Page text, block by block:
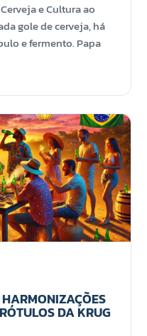
e Cultura ao
gole de cerveja, há
e fermento. Papa
DA KRUG